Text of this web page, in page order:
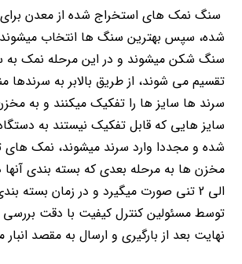
سنگ نمک های استخراج شده از معدن برای
شده، سپس بهترین سنگ ها انتخاب میشوند
سنگ شکن میشوند و در این مرحله نمک به
تقسیم می شوند، از طریق بالابر به سرندها
سرند ها سایز ها را تفکیک میکنند و به
سایز هایی که قابل تفکیک نیستند به
شده و مجددا وارد سرند میشوند، نمک
الی 2 تنی صورت میگیرد و در زمان بسته
توسط مسئولین کنترل کیفیت با دقت بررسی
نهایت بعد از بارگیری و ارسال به مقصد